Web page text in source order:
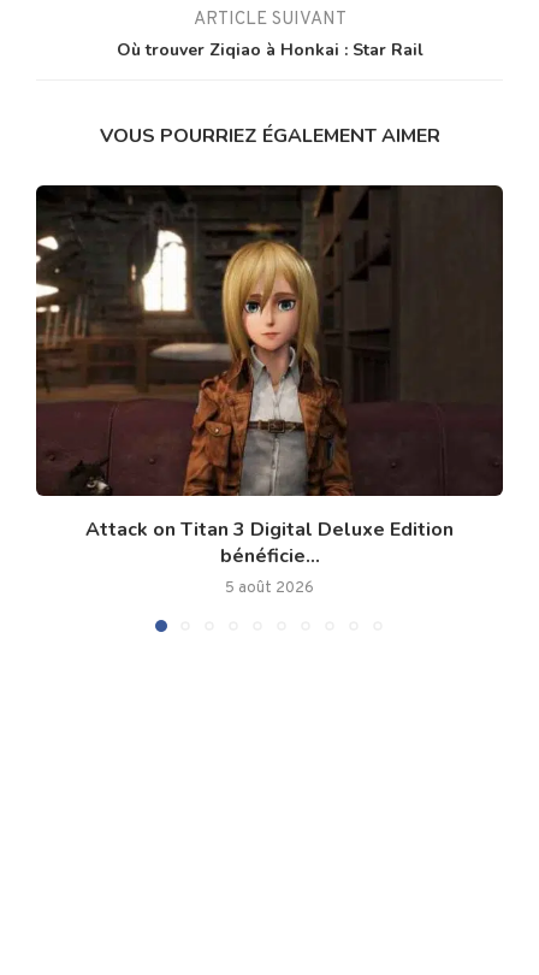
ARTICLE SUIVANT
Où trouver Ziqiao à Honkai : Star Rail
VOUS POURRIEZ ÉGALEMENT AIMER
Attack on Titan 3 Digital Deluxe Edition
bénéficie...
5 août 2026